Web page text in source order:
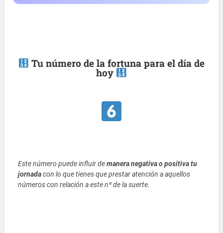
Tu número de la fortuna para el día de
hoy
Este número puede influir demanera negativa o positiva tu
jornadacon lo que tienes que prestar atención a aquellos
números con relación a este nº de la suerte.